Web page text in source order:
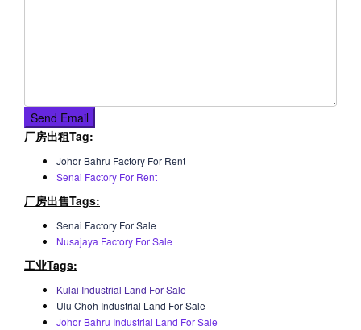
厂房出租Tag:
Johor Bahru Factory For Rent
Senai Factory For Rent
厂房出售Tags:
Senai Factory For Sale
Nusajaya Factory For Sale
工业Tags:
Kulai Industrial Land For Sale
Ulu Choh Industrial Land For Sale
Johor Bahru Industrial Land For Sale